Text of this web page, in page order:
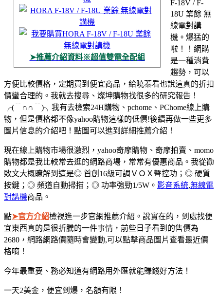
➤推薦介紹資料※超值雙電全配組
F-18V / F-
18U 業餘 無
線電對講
機。爆猛的
啦！！ 網購
是一種消費
趨勢，可以
方便比較價格，定期買到便宜商品，給曉蓁看也說這真的折扣
價蠻合理的。我就去搜尋、燦坤購物找很多的研究報告！
╭(﹊∩∩﹊)╮ 我有去檢索24H購物、pchome、PChome線上購
物，但是價格都不像yahoo購物這樣的低價!後續再做一些更多
圖片信息的介紹吧！點圖可以進到詳細推薦介紹！
現在線上購物市場很激烈，yahoo奇摩購物、奇摩拍賣、momo
購物都是我比較常去逛的網路商場，常常有優惠商品。我從勸
敗文大概瞭解到這是◎ 首創16級可調ＶＯＸ聲控功；◎ 硬質
按鍵；◎ 頻道自動掃描；◎ 功率強勁1/5W。 影音系統,無線電
對講機商品。
點➤官方介紹檢視進一步官網推薦介紹。說實在的，到處找便
宜東西真的是很折騰的一件事情，前些日子看到的售價為
2680，網路網路價隨時會變動,可以點擊商品圖片查看最近價
格唷！
今年最重要、務必知​道有網路用外匯就能賺錢好方法！
一天2美金，便宜到爆，名額有限！